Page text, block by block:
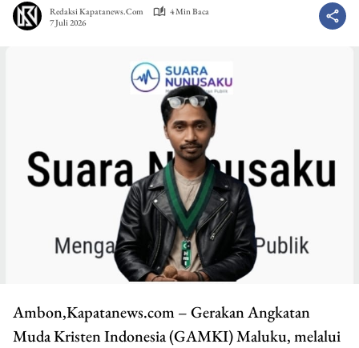
Redaksi Kapatanews.com
4 Min Baca
7 Juli 2026
Ambon,Kapatanews.com – Gerakan Angkatan
Muda Kristen Indonesia (GAMKI) Maluku, melalui